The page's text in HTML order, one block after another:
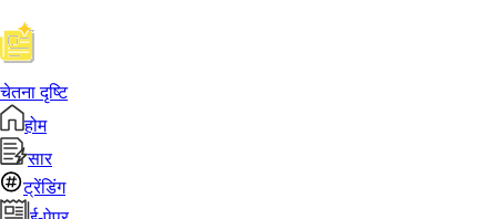
चेतना दृष्टि
होम
सार
ट्रेंडिंग